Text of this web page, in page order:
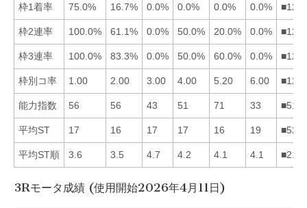
枠1着率 75.0% 16.7% 0.0% 0.0% 0.0% 0.0%
枠2連率 100.0% 61.1% 0.0% 50.0% 20.0% 0.0%
枠3連率 100.0% 83.3% 0.0% 50.0% 60.0% 0.0%
枠別コ率 1.00 2.00 3.00 4.00 5.20 6.00
能力指数 56 56 43 51 71 33
平均ST 17 16 17 17 16 19
平均ST順 3.6 3.5 4.7 4.2 4.1 4.1
3Rモータ成績 (使用開始2026年4月11日)